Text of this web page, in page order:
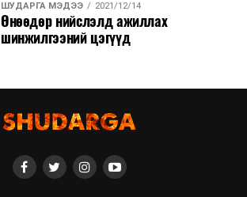
ШУДАРГА МЭДЭЭ 2021/12/14
Өнөөдөр нийслэлд ажиллах
шинжилгээний цэгүүд